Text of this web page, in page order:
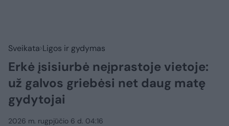
Sveikata Ligos ir gydymas
Erkė įsisiurbė neįprastoje vietoje:
už galvos griebėsi net daug matę
gydytojai
2026 m. rugpjūčio 6 d. 04:16